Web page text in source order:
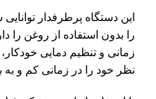
این دستگاه پرطرفدار
را بدون استفاده از روغن را
زمانی و تنظیم دمایی
نظر خود را در زمانی کم و